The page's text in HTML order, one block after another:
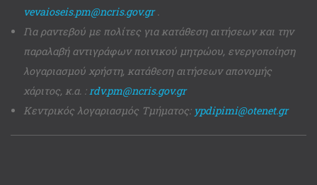
vevaioseis.pm@ncris.gov.gr.
Για ραντεβού με πολίτες για κατάθεση αιτήσεων και την
παραλαβή αντιγράφων ποινικού μητρώου, ενεργοποίηση
λογαριασμού χρήστη, κατάθεση αιτήσεων απονομής
χάριτος, κ.α. :rdv.pm@ncris.gov.gr
Κεντρικός λογαριασμός Τμήματος: ypdipimi@otenet.gr